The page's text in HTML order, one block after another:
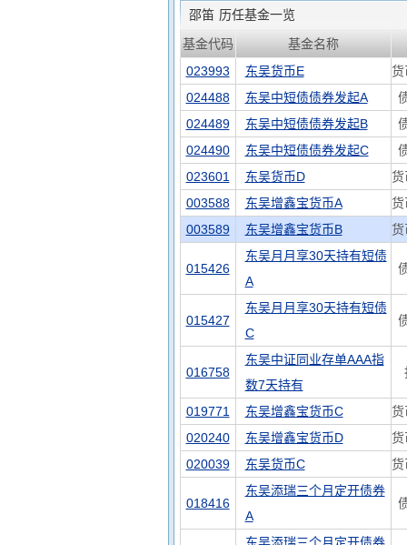
邵笛 历任基金一览
基金代码
基金名称
023993
东吴货币E
024488
东吴中短债债券发起A
024489
东吴中短债债券发起B
024490
东吴中短债债券发起C
023601
东吴货币D
003588
东吴增鑫宝货币A
003589
东吴增鑫宝货币B
015426
东吴月月享30天持有短债
A
015427
东吴月月享30天持有短债
C
016758
东吴中证同业存单AAA指
数7天持有
019771 东吴增鑫宝货币C
020240
东吴增鑫宝货币D
020039
东吴货币C
018416
东吴添瑞三个月定开债券
A